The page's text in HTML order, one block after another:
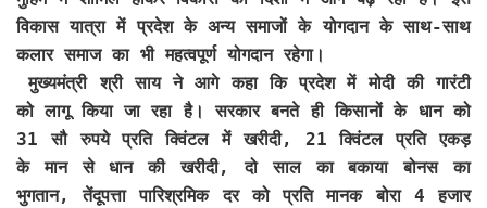
विकास यात्रा में प्रदेश के अन्य समाजों के योगदान के साथ-साथ
कलार समाज का भी महत्वपूर्ण योगदान रहेगा।
मुख्यमंत्री श्री साय ने आगे कहा कि प्रदेश में मोदी की गारंटी
को लागू किया जा रहा है। सरकार बनते ही किसानों के धान को
31 सौ रुपये प्रति क्विंटल में खरीदी, 21 क्विंटल प्रति एकड़
के मान से धान की खरीदी, दो साल का बकाया बोनस का
भुगतान, तेंदूपत्ता पारिश्रमिक दर को प्रति मानक बोरा 4 हजार